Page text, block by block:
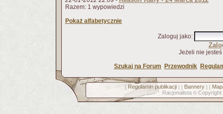
Razem: 1 wypowiedzi
Pokaż alfabetycznie
Zaloguj jako:
Jeżeli nie
Szukaj na Forum
Przewodnik
[ Regulamin publikacji] [ Bannery] [
Racjonalista © Copyright